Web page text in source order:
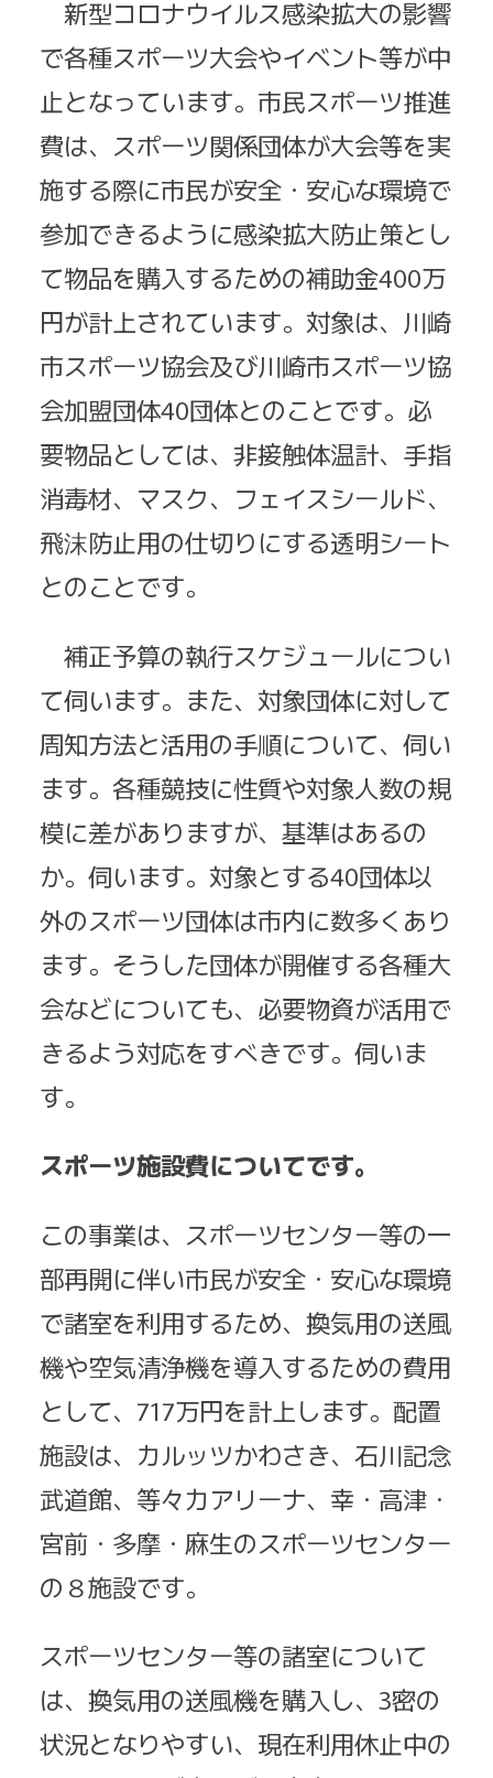
新型コロナウイルス感染拡大の影響
で各種スポーツ大会やイベント等が中
止となっています。市民スポーツ推進
費は、スポーツ関係団体が大会等を実
施する際に市民が安全・安心な環境で
参加できるように感染拡大防止策とし
て物品を購入するための補助金400万
円が計上されています。対象は、川崎
市スポーツ協会及び川崎市スポーツ協
会加盟団体40団体とのことです。必
要物品としては、非接触体温計、手指
消毒材、マスク、フェイスシールド、
飛沫防止用の仕切りにする透明シート
とのことです。
補正予算の執行スケジュールについ
て伺います。また、対象団体に対して
周知方法と活用の手順について、伺い
ます。各種競技に性質や対象人数の規
模に差がありますが、基準はあるの
か。伺います。対象とする40団体以
外のスポーツ団体は市内に数多くあり
ます。そうした団体が開催する各種大
会などについても、必要物資が活用で
きるよう対応をすべきです。伺いま
す。
スポーツ施設費についてです。
この事業は、スポーツセンター等の一
部再開に伴い市民が安全・安心な環境
で諸室を利用するため、換気用の送風
機や空気清浄機を導入するための費用
として、717万円を計上します。配置
施設は、カルッツかわさき、石川記念
武道館、等々力アリーナ、幸・高津・
宮前・多摩・麻生のスポーツセンター
の８施設です。
スポーツセンター等の諸室について
は、換気用の送風機を購入し、3密の
状況となりやすい、現在利用休止中の